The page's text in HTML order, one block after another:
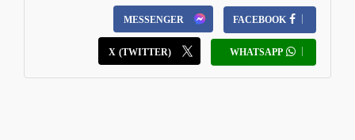
FACEBOOK
MESSENGER
WHATSAPP
X (TWITTER)